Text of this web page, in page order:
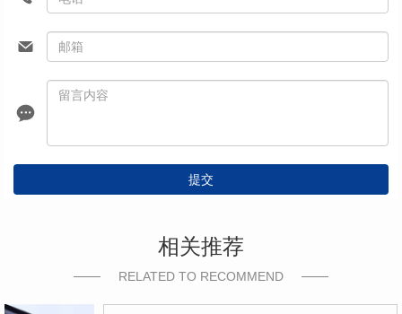
提交
相关推荐
RELATED TO RECOMMEND